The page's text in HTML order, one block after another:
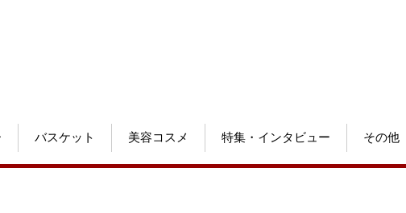
バスケット 美容コスメ 特集・インタビュー その他